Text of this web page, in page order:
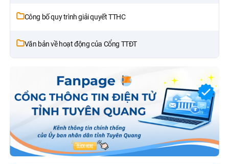
Công bố quy trình giải quyết TTHC
Văn bản về hoạt động của Cổng TTĐT